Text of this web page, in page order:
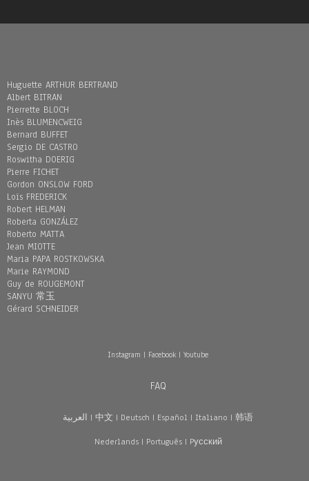
Huguette ARTHUR BERTRAND
Albert BITRAN
Pierrette BLOCH
Inès BLUMENCWEIG
Bernard BUFFET
Sergio DE CASTRO
Roswitha DOERIG
Pierre FICHET
Gordon ONSLOW FORD
Loïs FREDERICK
Robert HELMAN
Roberta GONZÁLEZ
Roberto MATTA
Jean MIOTTE
Maria PAPA ROSTKOWSKA
Marie RAYMOND
Guy de ROUGEMONT
SANYU 常玉
Gérard SCHNEIDER
Instagram | Facebook| Youtube
FAQ
العربية | 中文 | Deutsch | Español | Italiano | 韩语
Nederlands| Português| Pусский